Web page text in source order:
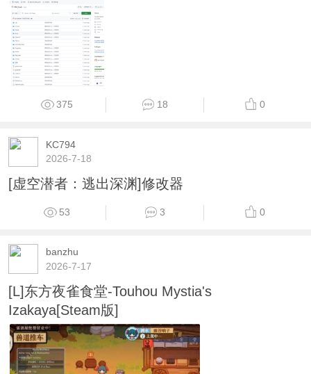
375 18 0
KC794
2026-7-18
[虚空潜者：逃出深渊]修改器
53 3 0
banzhu
2026-7-17
[L]东方夜雀食堂-Touhou Mystia's
Izakaya[Steam版]